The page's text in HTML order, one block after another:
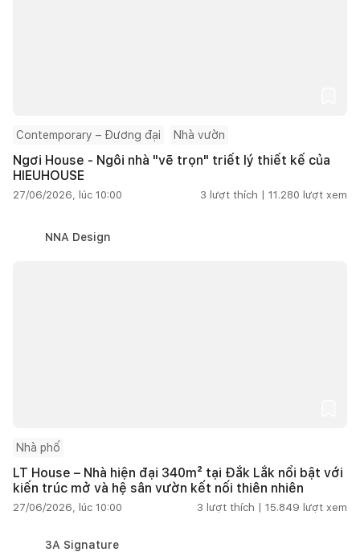
Contemporary – Đương đại Nhà vườn
Ngơi House - Ngôi nhà "vẽ trọn" triết lý thiết kế của
HIEUHOUSE
27/06/2026, lúc 10:00 3 lượt thích | 11.280 lượt xem
NNA Design
Nhà phố
LT House – Nhà hiện đại 340m² tại Đắk Lắk nổi bật với
kiến trúc mở và hệ sân vườn kết nối thiên nhiên
27/06/2026, lúc 10:00 3 lượt thích | 15.849 lượt xem
3A Signature